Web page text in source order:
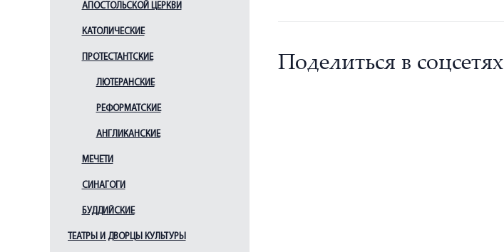
Воздвижения Честного и
Господня
Крестовоздвиженский
и церковь во имя
Божией Матери
Собор во имя Казанской
иконы Божией Матери
(Казанский
кафедральный собор)
Собор во имя
всей гвардии
собор)
АПОСТОЛЬСКОЙ ЦЕРКВИ
КАТОЛИЧЕСКИЕ
ПРОТЕСТАНТСКИЕ
ЛЮТЕРАНСКИЕ
РЕФОРМАТСКИЕ
АНГЛИКАНСКИЕ
МЕЧЕТИ
СИНАГОГИ
БУДДИЙСКИЕ
ТЕАТРЫ И ДВОРЦЫ КУЛЬТУРЫ
Поделиться в соцсетях